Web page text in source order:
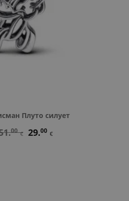
Плуто силует
00 € 29.00 €